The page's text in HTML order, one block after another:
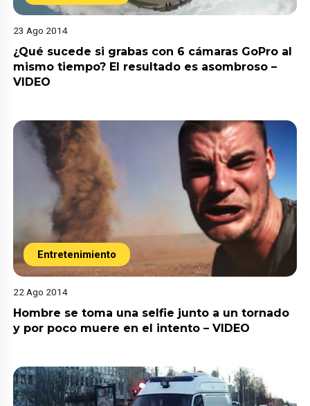
23 Ago 2014
¿Qué sucede si grabas con 6 cámaras GoPro al
mismo tiempo? El resultado es asombroso –
VIDEO
Entretenimiento
22 Ago 2014
Hombre se toma una selfie junto a un tornado
y por poco muere en el intento – VIDEO